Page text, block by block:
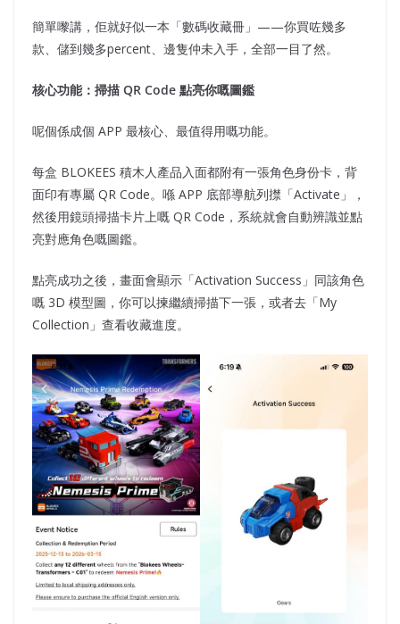
簡單嚟講，佢就好似一本「數碼收藏冊」——你買咗幾多
款、儲到幾多percent、邊隻仲未入手，全部一目了然。
核心功能：掃描 QR Code 點亮你嘅圖鑑
呢個係成個 APP 最核心、最值得用嘅功能。
每盒 BLOKEES 積木人產品入面都附有一張角色身份卡，背
面印有專屬 QR Code。喺 APP 底部導航列㩒「Activate」，
然後用鏡頭掃描卡片上嘅 QR Code，系統就會自動辨識並點
亮對應角色嘅圖鑑。
點亮成功之後，畫面會顯示「Activation Success」同該角色
嘅 3D 模型圖，你可以揀繼續掃描下一張，或者去「My
Collection」查看收藏進度。